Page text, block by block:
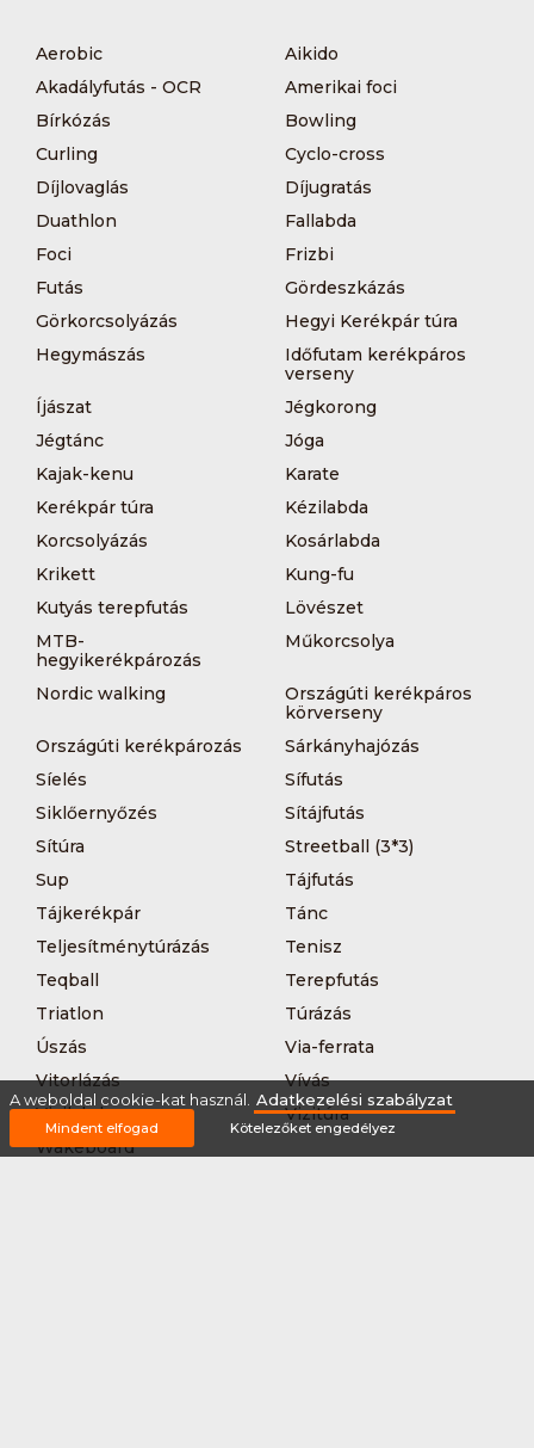
Aerobic
Aikido
Akadályfutás - OCR
Amerikai foci
Bírkózás
Bowling
Curling
Cyclo-cross
Díjlovaglás
Díjugratás
Duathlon
Fallabda
Foci
Frizbi
Futás
Gördeszkázás
Görkorcsolyázás
Hegyi Kerékpár túra
Hegymászás
Időfutam kerékpáros
verseny
Íjászat
Jégkorong
Jégtánc
Jóga
Kajak-kenu
Karate
Kerékpár túra
Kézilabda
Korcsolyázás
Kosárlabda
Krikett
Kung-fu
Kutyás terepfutás
Lövészet
MTB-
hegyikerékpározás
Műkorcsolya
Nordic walking
Országúti kerékpáros
körverseny
Országúti kerékpározás
Sárkányhajózás
Síelés
Sífutás
Siklőernyőzés
Sítájfutás
Sítúra
Streetball (3*3)
Sup
Tájfutás
Tájkerékpár
Tánc
Teljesítménytúrázás
Tenisz
Teqball
Terepfutás
Triatlon
Túrázás
Úszás
Via-ferrata
Vitorlázás
Vívás
Vizilabda
Vizitúra
Wakeboard
A weboldal cookie-kat használ. Adatkezelési szabályzat
Mindent elfogad Kötelezőket engedélyez